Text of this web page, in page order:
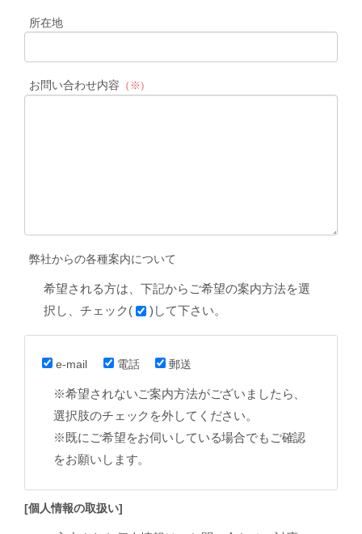
所在地
お問い合わせ内容 （※）
弊社からの各種案内について
希望される方は、下記からご希望の案内方法を選
択し、チェック(
)して下さい。
e-mail 電話 郵送
※希望されないご案内方法がございましたら、
選択肢のチェックを外してください。
※既にご希望をお伺いしている場合でもご確認
をお願いします。
[個人情報の取扱い]